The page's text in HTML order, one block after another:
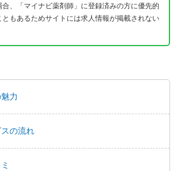
合、「マイナビ薬剤師」に登録済みの方に優先的
もあるためサイトには求人情報が掲載されない
力
の流れ